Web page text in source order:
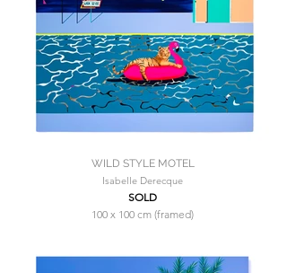
WILD STYLE MOTEL
Isabelle Derecque
SOLD
100 x 100 cm (framed)